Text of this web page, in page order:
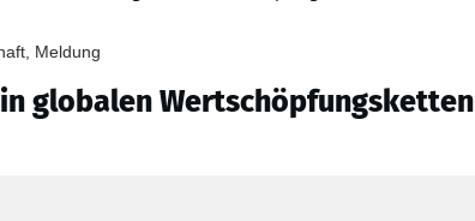
Meldung
globalen Wertschöpfungsketten